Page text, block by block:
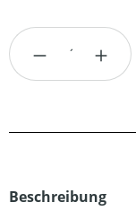
Produkt
Beschreibung